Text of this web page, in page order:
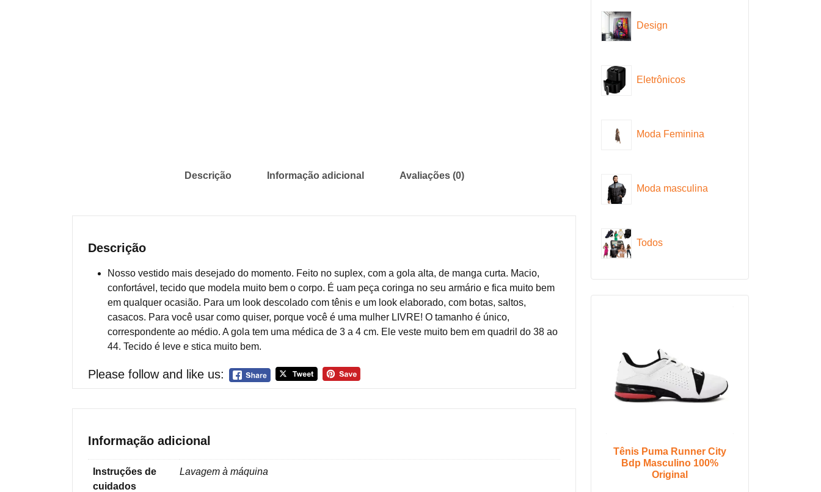
Descrição Informação adicional Avaliações (0)
Descrição
Nosso vestido mais desejado do momento. Feito no suplex, com a gola alta, de manga curta. Macio,
confortável, tecido que modela muito bem o corpo. É uam peça coringa no seu armário e fica muito bem
em qualquer ocasião. Para um look descolado com tênis e um look elaborado, com botas, saltos,
casacos. Para você usar como quiser, porque você é uma mulher LIVRE! O tamanho é único,
correspondente ao médio. A gola tem uma médica de 3 a 4 cm. Ele veste muito bem em quadril do 38 ao
44. Tecido é leve e stica muito bem.
Please follow and like us:
Informação adicional
Instruções de
cuidados
Lavagem à máquina
Design
Eletrônicos
Moda Feminina
Moda masculina
Todos
Tênis Puma Runner City
Bdp Masculino 100%
Original